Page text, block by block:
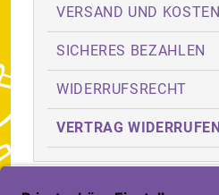
VERSAND UND KOSTEN
SICHERES BEZAHLEN
WIDERRUFSRECHT
VERTRAG WIDERRUFEN